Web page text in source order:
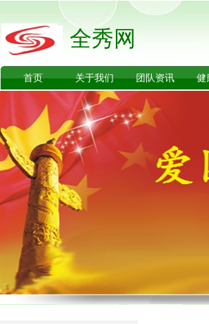
全秀网
首页 关于我们 团队资讯 健